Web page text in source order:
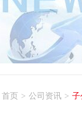
首页 > 公司资讯 > 子